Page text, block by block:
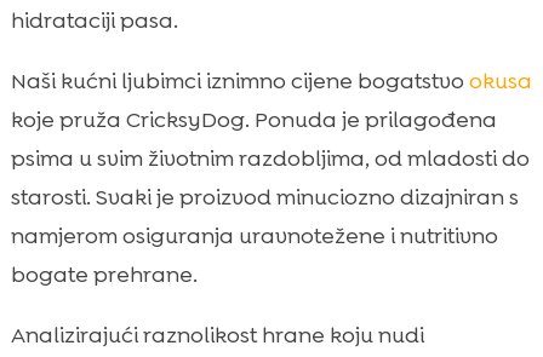
hidrataciji pasa.
Naši kućni ljubimci iznimno cijene bogatstvo okusa
koje pruža CricksyDog. Ponuda je prilagođena
psima u svim životnim razdobljima, od mladosti do
starosti. Svaki je proizvod minuciozno dizajniran s
namjerom osiguranja uravnotežene i nutritivno
bogate prehrane.
Analizirajući raznolikost hrane koju nudi